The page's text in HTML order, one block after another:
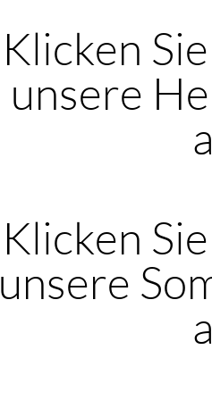
Klicken
unsere
Klicken
unsere